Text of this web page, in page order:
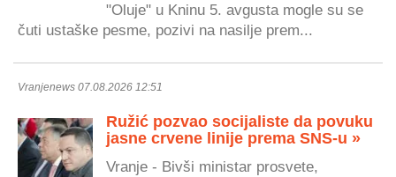
"Oluje" u Kninu 5. avgusta mogle su se
čuti ustaške pesme, pozivi na nasilje prem...
Vranjenews 07.08.2026 12:51
Ružić pozvao socijaliste da povuku
jasne crvene linije prema SNS-u »
Vranje - Bivši ministar prosvete,